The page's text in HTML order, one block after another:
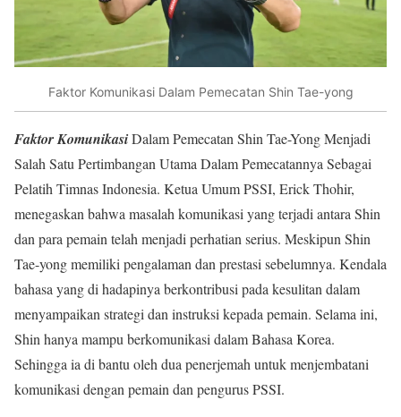
Faktor Komunikasi Dalam Pemecatan Shin Tae-yong
Faktor KomunikasiDalam Pemecatan Shin Tae-Yong Menjadi
Salah Satu Pertimbangan Utama Dalam Pemecatannya Sebagai
Pelatih Timnas Indonesia. Ketua Umum PSSI, Erick Thohir,
menegaskan bahwa masalah komunikasi yang terjadi antara Shin
dan para pemain telah menjadi perhatian serius. Meskipun Shin
Tae-yong memiliki pengalaman dan prestasi sebelumnya. Kendala
bahasa yang di hadapinya berkontribusi pada kesulitan dalam
menyampaikan strategi dan instruksi kepada pemain. Selama ini,
Shin hanya mampu berkomunikasi dalam Bahasa Korea.
Sehingga ia di bantu oleh dua penerjemah untuk menjembatani
komunikasi dengan pemain dan pengurus PSSI.